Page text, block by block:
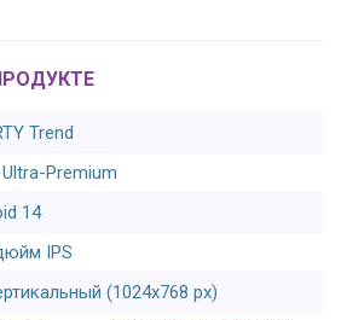
Trend
Premium
14
IPS
(1024x768 px)